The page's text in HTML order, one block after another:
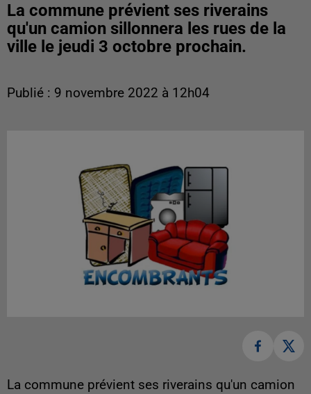
La commune prévient ses riverains
qu'un camion sillonnera les rues de la
ville le jeudi 3 octobre prochain.
Publié : 9 novembre 2022 à 12h04
La commune prévient ses riverains qu'un camion